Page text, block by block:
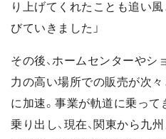
り上げてくれたことも追い
びていきました」
その後、ホームセンターやシ
力の高い場所での販売が次々
に加速。事業が軌道に乗っ
乗り出し、現在、関東から九